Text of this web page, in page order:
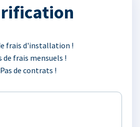
frais d'installation !
de frais mensuels !
Pas de contrats !